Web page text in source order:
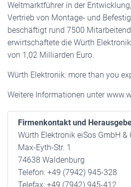
Weltmarktführer in der
Vertrieb von Montage- und
beschäftigt rund 7500
erwirtschaftete die Würth
von 1,02 Milliarden Euro.
Würth Elektronik: more than you
Weitere Informationen unter
Firmenkontakt und
Würth Elektronik eiSos GmbH &
Max-Eyth-Str. 1
74638 Waldenburg
Telefon: +49 (7942) 945-328
Telefax: +49 (7942) 945-412